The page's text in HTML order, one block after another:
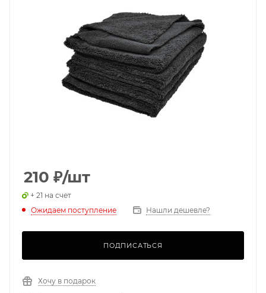
210 ₽/шт
+ 21 на счет
Ожидаем поступление
Нашли дешевле?
ПОДПИСАТЬСЯ
Хочу в подарок